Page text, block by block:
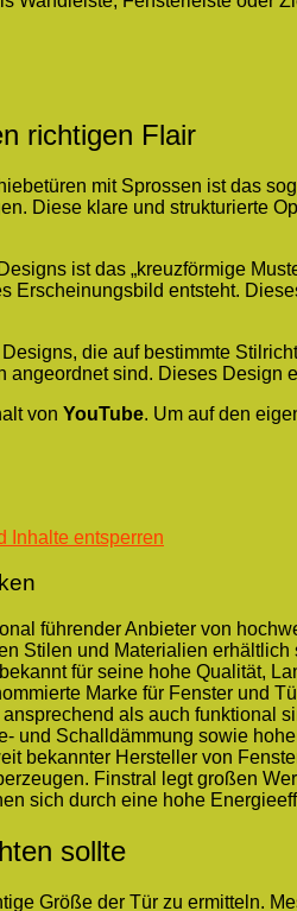
richtigen Flair
mit Sprossen ist das
Diese klare und strukturierte
ist das „kreuzförmige
Erscheinungsbild entsteht.
die auf bestimmte
sind. Dieses Design
von YouTube. Um auf den
Inhalte entsperren
führender Anbieter von
Stilen und Materialien
für seine hohe Qualität,
Marke für Fenster und
als auch funktional
und Schalldämmung sowie
bekannter Hersteller von
Finstral legt großen
sich durch eine hohe
sollte
Größe der Tür zu ermitteln.